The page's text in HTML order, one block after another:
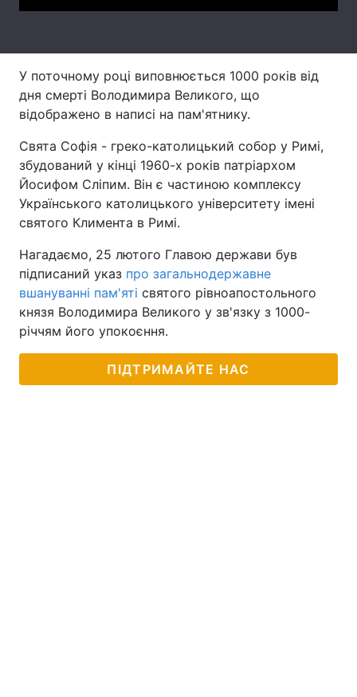
Лонгріди
Відео з Youtube Статті
Інтерв'ю Думки
Контакти
Послуги
Тема оформлення
У поточному році виповнюється 1000 років від
дня смерті Володимира Великого, що
відображено в написі на пам'ятнику.
Свята Софія - греко-католицький собор у Римі,
збудований у кінці 1960-х років патріархом
Йосифом Сліпим. Він є частиною комплексу
Українського католицького університету імені
святого Климента в Римі.
Нагадаємо, 25 лютого Главою держави був
підписаний указ про загальнодержавне
вшануванні пам'яті святого рівноапостольного
князя Володимира Великого у зв'язку з 1000-
річчям його упокоєння.
ПІДТРИМАЙТЕ НАС